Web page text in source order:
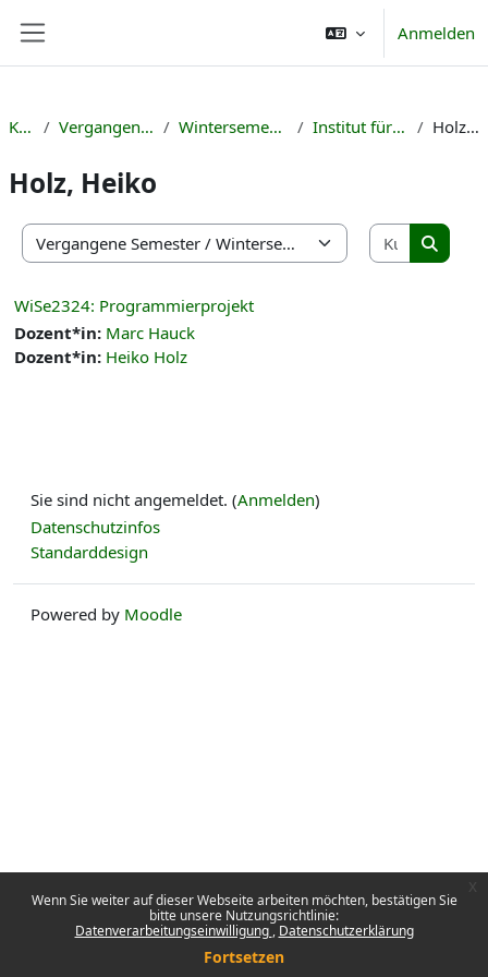
Wenn Sie weiter auf dieser Webseite arbeiten möchten, bestätigen Sie
bitte unsere Nutzungsrichtlinie:
Datenverarbeitungseinwilligung Datenschutzerklärung
Fortsetzen
Anmelden
Kurse Vergangene Semester Wintersemester 2023/24 Institut für Informatik Holz, Heiko
Holz, Heiko
Kursbereiche
Kurse
Kurse
WiSe2324: Programmierprojekt
Dozent*in: Marc Hauck
Dozent*in: Heiko Holz
Sie sind nicht angemeldet. (Anmelden)
Datenschutzinfos
Standarddesign
Powered by Moodle